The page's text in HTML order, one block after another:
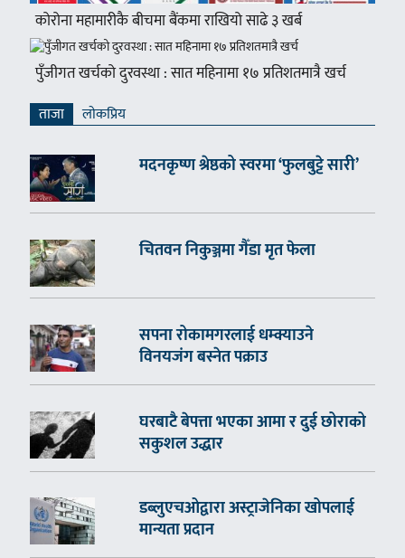
कोरोना महामारीकै बीचमा बैंकमा राखियो साढे ३ खर्ब
पुँजीगत खर्चको दुरवस्था : सात महिनामा १७ प्रतिशतमात्रै खर्च
ताजा लाेकप्रिय
मदनकृष्ण श्रेष्ठको स्वरमा ‘फुलबुट्टे सारी’
चितवन निकुञ्जमा गैँडा मृत फेला
सपना रोकामगरलाई धम्क्याउने
विनयजंग बस्नेत पक्राउ
घरबाटै बेपत्ता भएका आमा र दुई छोराको
सकुशल उद्धार
डब्लुएचओद्वारा अस्ट्राजेनिका खोपलाई
मान्यता प्रदान